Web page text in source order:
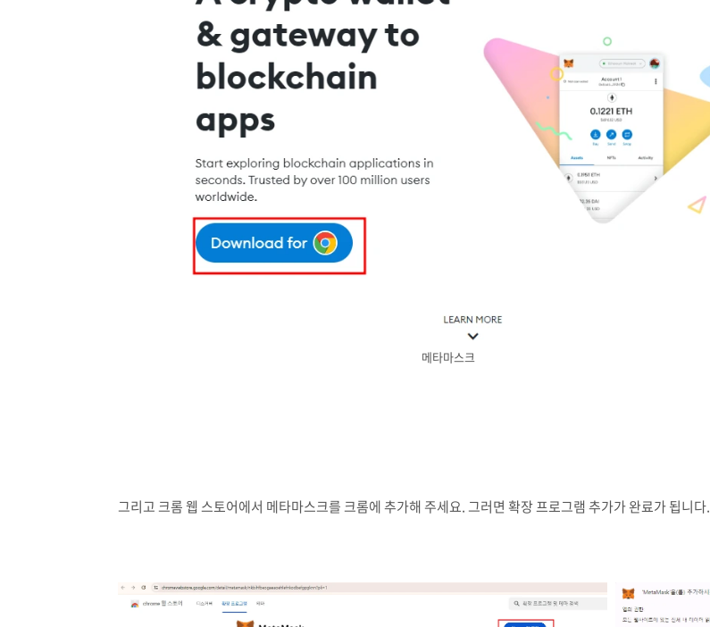
메타마스크
그리고 크롬 웹 스토어에서 메타마스크를 크롬에 추가해 주세요. 그러면 확장 프로그램 추가가 완료가 됩니다.